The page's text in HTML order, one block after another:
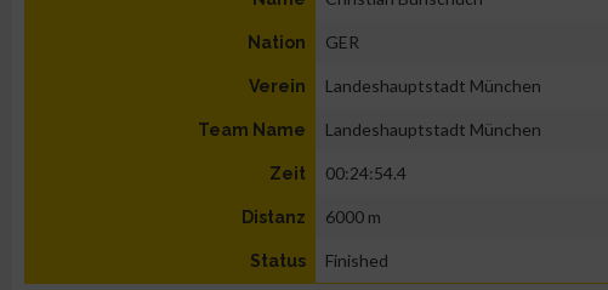
Nation GER
Verein Landeshauptstadt München
Team Name Landeshauptstadt München
Zeit 00:24:54.4
Distanz 6000 m
Status Finished